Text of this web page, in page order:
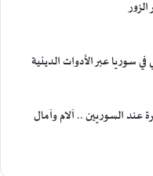
في سوريا عبر الأدوات الدينية
عند السوريين .. آلام وآمال